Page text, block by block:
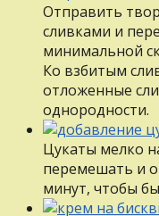
Отправить
сливками и
минимальной
Ко взбитым
отложенные
однородности.
Цукаты мелко
перемешать и
минут, чтобы